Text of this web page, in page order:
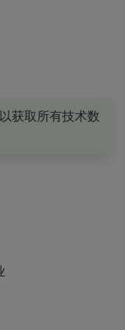
获取所有技术数